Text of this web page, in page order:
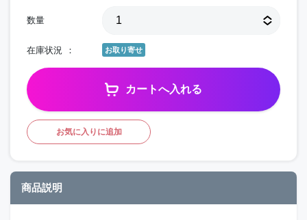
数量
在庫状況 お取り寄せ
カートへ入れる
お気に入りに追加
商品説明